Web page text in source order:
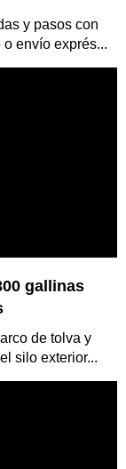
y pasos con
envío exprés...
gallinas
de tolva y
silo exterior...
de huevos de
de pulpa
de huevos,